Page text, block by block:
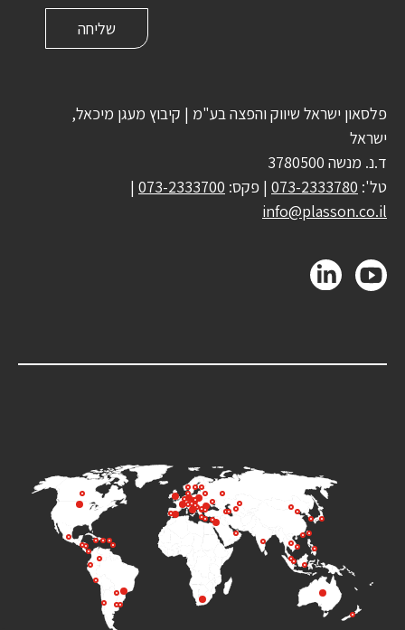
פלסאון ישראל שיווק והפצה בע"מ | קיבוץ מעגן מיכאל,
ישראל
ד.נ. מנשה 3780500
טל': 073-2333780 | פקס: 073-2333700
|
info@plasson.co.il